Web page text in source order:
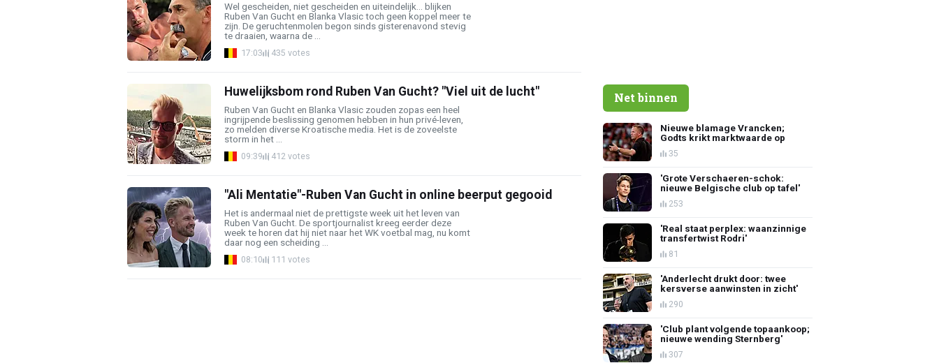
Wel gescheiden, niet gescheiden en uiteindelijk... blijken
Ruben Van Gucht en Blanka Vlasic toch geen koppel meer te
zijn. De geruchtenmolen begon sinds gisterenavond stevig
te draaien, waarna de ...
17:03 435 votes
Huwelijksbom rond Ruben Van Gucht? "Viel uit de lucht"
Ruben Van Gucht en Blanka Vlasic zouden zopas een heel
ingrijpende beslissing genomen hebben in hun privé-leven,
zo melden diverse Kroatische media. Het is de zoveelste
storm in het ...
09:39 412 votes
"Ali Mentatie"-Ruben Van Gucht in online beerput gegooid
Het is andermaal niet de prettigste week uit het leven van
Ruben Van Gucht. De sportjournalist kreeg eerder deze
week te horen dat hij niet naar het WK voetbal mag, nu komt
daar nog een scheiding ...
08:10 111 votes
Net binnen
Nieuwe blamage Vrancken;
Godts krikt marktwaarde op
35
'Grote Verschaeren-schok:
nieuwe Belgische club op tafel'
253
'Real staat perplex: waanzinnige
transfertwist Rodri'
81
'Anderlecht drukt door: twee
kersverse aanwinsten in zicht'
290
'Club plant volgende topaankoop;
nieuwe wending Sternberg'
307